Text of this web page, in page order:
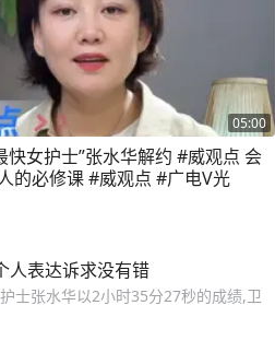
05:00
护士”张水华解约 #威观点 会
说话是成年人的必修课 #威观点 #广电V光
人表达诉求没有错
士张水华以2小时35分27秒的成绩,卫